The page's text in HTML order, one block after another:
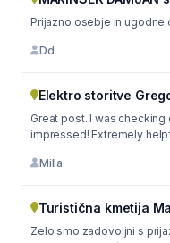
Prijazno osebje in ugodne
Dd
Elektro storitve
Great post. I was
impressed! Extremely
Milla
Turistična kmetija
Zelo smo zadovoljni s